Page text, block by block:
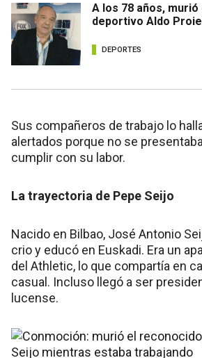
A los 78 años,
deportivo Aldo
DEPORTES
Sus compañeros de trabajo lo
alertados porque no se
cumplir con su labor.
La trayectoria de Pepe Seijo
Nacido en Bilbao, José Antonio
crio y educó en Euskadi. Era un
del Athletic, lo que compartía en
casual. Incluso llegó a ser
lucense.